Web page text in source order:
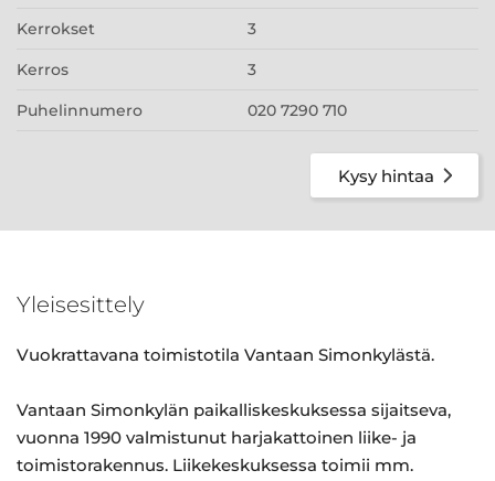
Kerrokset 3
Kerros 3
Puhelinnumero 020 7290 710
Kysy hintaa
Yleisesittely
Vuokrattavana toimistotila Vantaan Simonkylästä.
Vantaan Simonkylän paikalliskeskuksessa sijaitseva,
vuonna 1990 valmistunut harjakattoinen liike- ja
toimistorakennus. Liikekeskuksessa toimii mm.